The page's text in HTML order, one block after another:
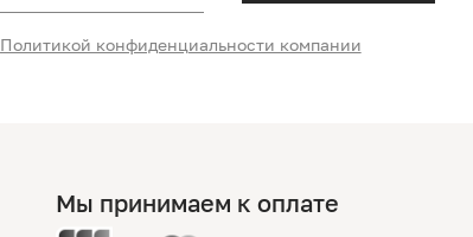
Политикой конфиденциальности компании
Мы принимаем к оплате